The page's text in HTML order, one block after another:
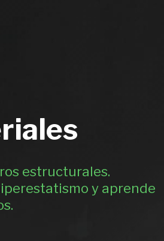
estructurales.
y aprende